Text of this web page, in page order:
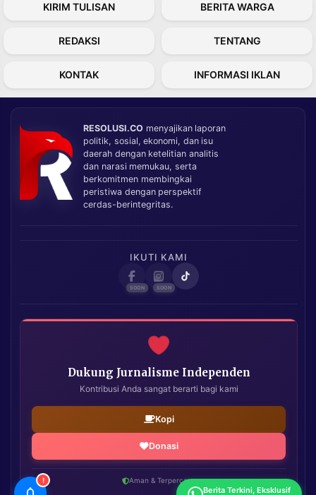
KIRIM TULISAN BERITA WARGA
REDAKSI TENTANG
KONTAK INFORMASI IKLAN
RESOLUSI.CO menyajikan laporan
politik, sosial, ekonomi, dan isu
daerah dengan ketelitian analitis
dan narasi memukau, serta
berkomitmen membingkai
peristiwa dengan perspektif
cerdas-berintegritas.
IKUTI KAMI
Dukung Jurnalisme Independen
Kontribusi Anda sangat berarti bagi kami
Kopi
Donasi
Aman & Terpercaya
!
Berita Terkini, Eksklusif